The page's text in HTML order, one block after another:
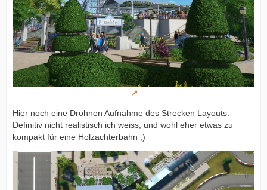
Hier noch eine Drohnen Aufnahme des Strecken Layouts.
Definitiv nicht realistisch ich weiss, und wohl eher etwas zu
kompakt für eine Holzachterbahn ;)